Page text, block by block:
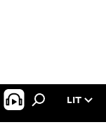
LIT